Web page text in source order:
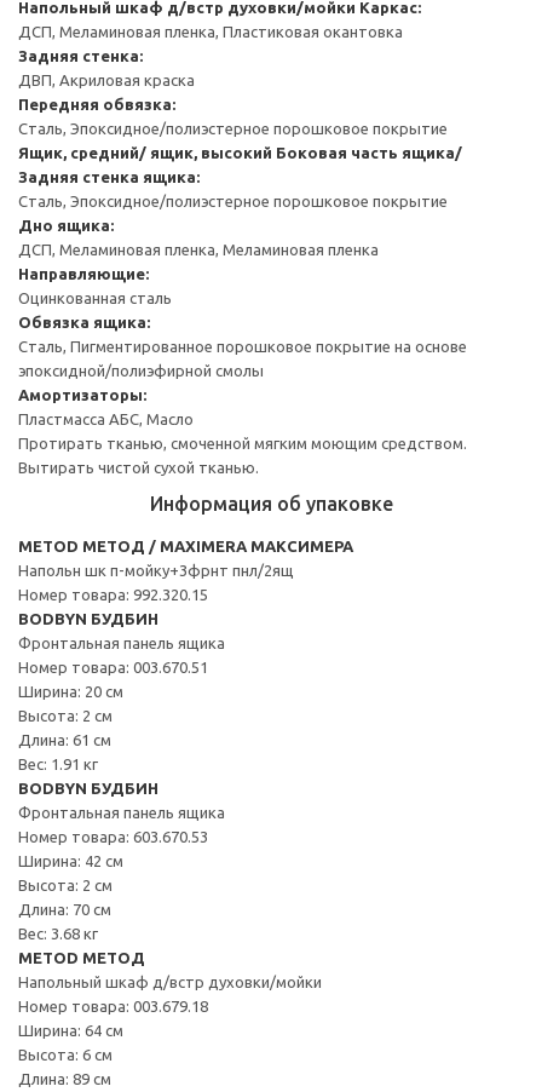
Напольный шкаф д/встр духовки/мойки Каркас:
ДСП, Меламиновая пленка, Пластиковая окантовка
Задняя стенка:
ДВП, Акриловая краска
Передняя обвязка:
Сталь, Эпоксидное/полиэстерное порошковое покрытие
Ящик, средний/ ящик, высокий Боковая часть ящика/
Задняя стенка ящика:
Сталь, Эпоксидное/полиэстерное порошковое покрытие
Дно ящика:
ДСП, Меламиновая пленка, Меламиновая пленка
Направляющие:
Оцинкованная сталь
Обвязка ящика:
Сталь, Пигментированное порошковое покрытие на основе
эпоксидной/полиэфирной смолы
Амортизаторы:
Пластмасса АБС, Масло
Протирать тканью, смоченной мягким моющим средством.
Вытирать чистой сухой тканью.
Информация об упаковке
METOD МЕТОД / MAXIMERA МАКСИМЕРА
Напольн шк п-мойку+3фрнт пнл/2ящ
Номер товара: 992.320.15
BODBYN БУДБИН
Фронтальная панель ящика
Номер товара: 003.670.51
Ширина: 20 см
Высота: 2 см
Длина: 61 см
Вес: 1.91 кг
BODBYN БУДБИН
Фронтальная панель ящика
Номер товара: 603.670.53
Ширина: 42 см
Высота: 2 см
Длина: 70 см
Вес: 3.68 кг
METOD МЕТОД
Напольный шкаф д/встр духовки/мойки
Номер товара: 003.679.18
Ширина: 64 см
Высота: 6 см
Длина: 89 см